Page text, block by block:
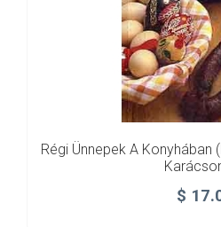
Régi Ünnepek A
$